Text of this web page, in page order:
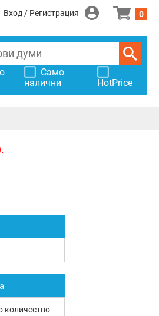
Вход / Регистрация 0
Само
налични
HotPrice
количество